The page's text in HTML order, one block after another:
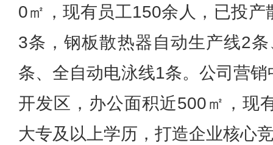
0㎡，现有员工150余人，已投产
3条，钢板散热器自动生产线2
条、全自动电泳线1条。公司营
开发区，办公面积近500㎡，现
大专及以上学历，打造企业核心